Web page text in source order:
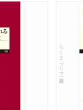
ちくまプリマー新書